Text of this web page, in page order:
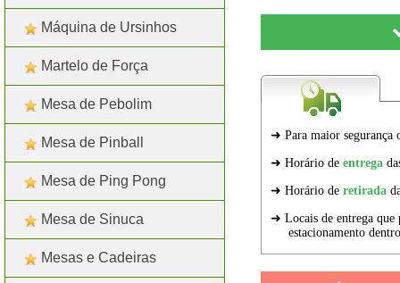
Máquina de Ursinhos
Martelo de Força
Mesa de Pebolim
Mesa de Pinball
Mesa de Ping Pong
Mesa de Sinuca
Mesas e Cadeiras